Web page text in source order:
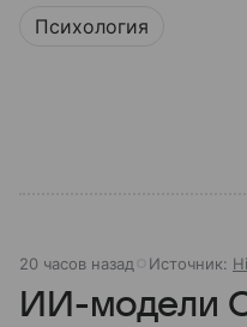
Психология
20 часов назад Источник:
ИИ-модели